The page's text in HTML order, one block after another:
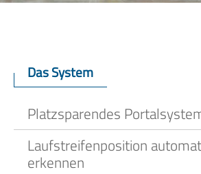
Das System
Platzsparendes
Laufstreifenposition
erkennen